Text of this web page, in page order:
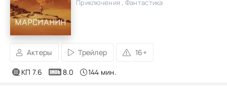
Приключения , Фантастика
Актеры Трейлер 16+
КП 7.6 8.0 144 мин.